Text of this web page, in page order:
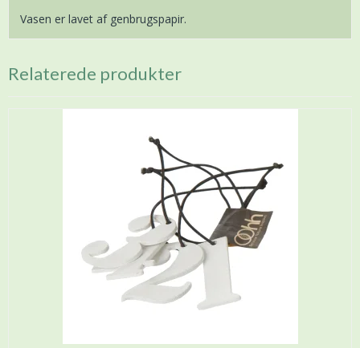
Vasen er lavet af genbrugspapir.
Relaterede produkter